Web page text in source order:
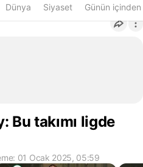
Dünya Siyaset Günün içinden
Bu takımı ligde
01 Ocak 2025, 05:59